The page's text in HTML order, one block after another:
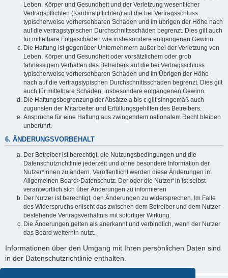
Leben, Körper und Gesundheit und der Verletzung wesentlicher
Vertragspflichten (Kardinalpflichten) auf die bei Vertragsschluss
typischerweise vorhersehbaren Schäden und im übrigen der Höhe nach
auf die vertragstypischen Durchschnittsschäden begrenzt. Dies gilt auch
für mittelbare Folgeschäden wie insbesondere entgangenen Gewinn.
Die Haftung ist gegenüber Unternehmern außer bei der Verletzung von
Leben, Körper und Gesundheit oder vorsätzlichem oder grob
fahrlässigem Verhalten des Betreibers auf die bei Vertragsschluss
typischerweise vorhersehbaren Schäden und im Übrigen der Höhe
nach auf die vertragstypischen Durchschnittsschäden begrenzt. Dies gilt
auch für mittelbare Schäden, insbesondere entgangenen Gewinn.
Die Haftungsbegrenzung der Absätze a bis c gilt sinngemäß auch
zugunsten der Mitarbeiter und Erfüllungsgehilfen des Betreibers.
Ansprüche für eine Haftung aus zwingendem nationalem Recht bleiben
unberührt.
6. ÄNDERUNGSVORBEHALT
Der Betreiber ist berechtigt, die Nutzungsbedingungen und die
Datenschutzrichtlinie jederzeit und ohne besondere Information der
Nutzer*innen zu ändern. Veröffentlicht werden diese Änderungen im
Allgemeinen Board>Datenschutz. Der oder die Nutzer*in ist selbst
verantwortlich sich über Änderungen zu informieren
Der Nutzer ist berechtigt, den Änderungen zu widersprechen. Im Falle
des Widerspruchs erlischt das zwischen dem Betreiber und dem Nutzer
bestehende Vertragsverhältnis mit sofortiger Wirkung.
Die Änderungen gelten als anerkannt und verbindlich, wenn der Nutzer
das Board weiterhin nutzt.
Informationen über den Umgang mit Ihren persönlichen Daten sind
in der Datenschutzrichtlinie enthalten.